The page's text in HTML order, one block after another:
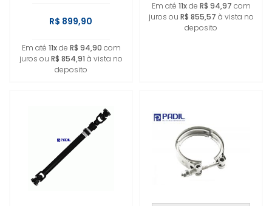
R$ 899,90
Em até 11xde R$ 94,90 com
juros ou R$ 854,91 à vista no
deposito
Em até 11xde R$ 94,97 com
juros ou R$ 855,57 à vista no
deposito